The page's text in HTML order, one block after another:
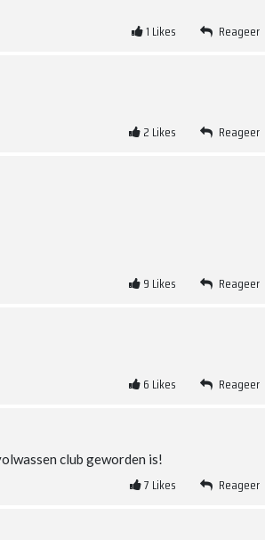
1 Likes Reageer
2 Likes Reageer
9 Likes Reageer
6 Likes Reageer
club geworden is!
7 Likes Reageer